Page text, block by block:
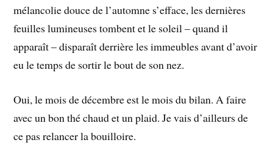
mélancolie douce de l’automne s’efface, les dernières
feuilles lumineuses tombent et le soleil – quand il
apparaît – disparaît derrière les immeubles avant d’avoir
eu le temps de sortir le bout de son nez.
Oui, le mois de décembre est le mois du bilan. A faire
avec un bon thé chaud et un plaid. Je vais d’ailleurs de
ce pas relancer la bouilloire.